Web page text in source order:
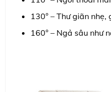
130° – Thư giãn
160° – Ngả sâu như